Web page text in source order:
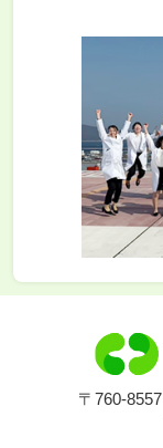
〒760-